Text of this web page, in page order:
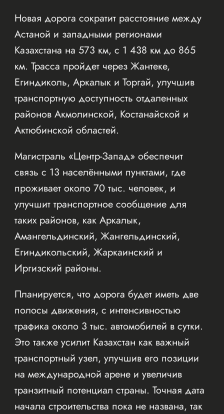
Новая дорога сократит расстояние между
Астаной и западными регионами
Казахстана на 573 км, с 1 438 км до 865
км. Трасса пройдет через Жантеке,
Егиндиколь, Аркалык и Торгай, улучшив
транспортную доступность отдаленных
районов Акмолинской, Костанайской и
Актюбинской областей.
Магистраль «Центр-Запад» обеспечит
связь с 13 населёнными пунктами, где
проживает около 70 тыс. человек, и
улучшит транспортное сообщение для
таких районов, как Аркалык,
Амангельдинский, Жангельдинский,
Егиндикольский, Жаркаинский и
Иргизский районы.
Планируется, что дорога будет иметь две
полосы движения, с интенсивностью
трафика около 3 тыс. автомобилей в сутки.
Это также усилит Казахстан как важный
транспортный узел, улучшив его позиции
на международной арене и увеличив
транзитный потенциал страны. Точная дата
начала строительства пока не названа, так